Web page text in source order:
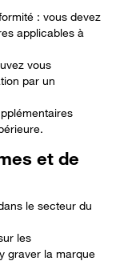
: vous devez
applicables à
vous
par un
et de
le secteur du
les
graver la marque